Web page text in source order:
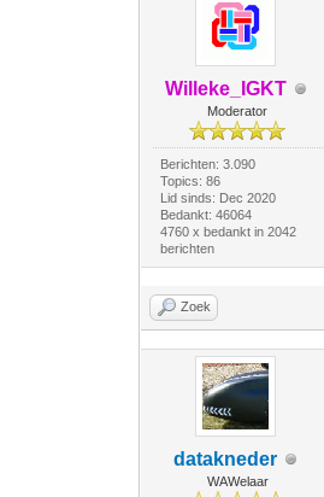
Willeke_IGKT
Moderator
Berichten: 3.090
Topics: 86
Lid sinds: Dec 2020
Bedankt: 46064
4760 x bedankt in 2042
berichten
Zoek
datakneder
WAWelaar